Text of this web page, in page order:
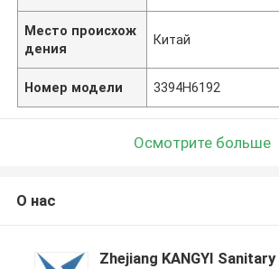
Место происхож
дения
Китай
Номер модели 3394H6192
Осмотрите больше
О нас
Zhejiang KANGYI Sanitary